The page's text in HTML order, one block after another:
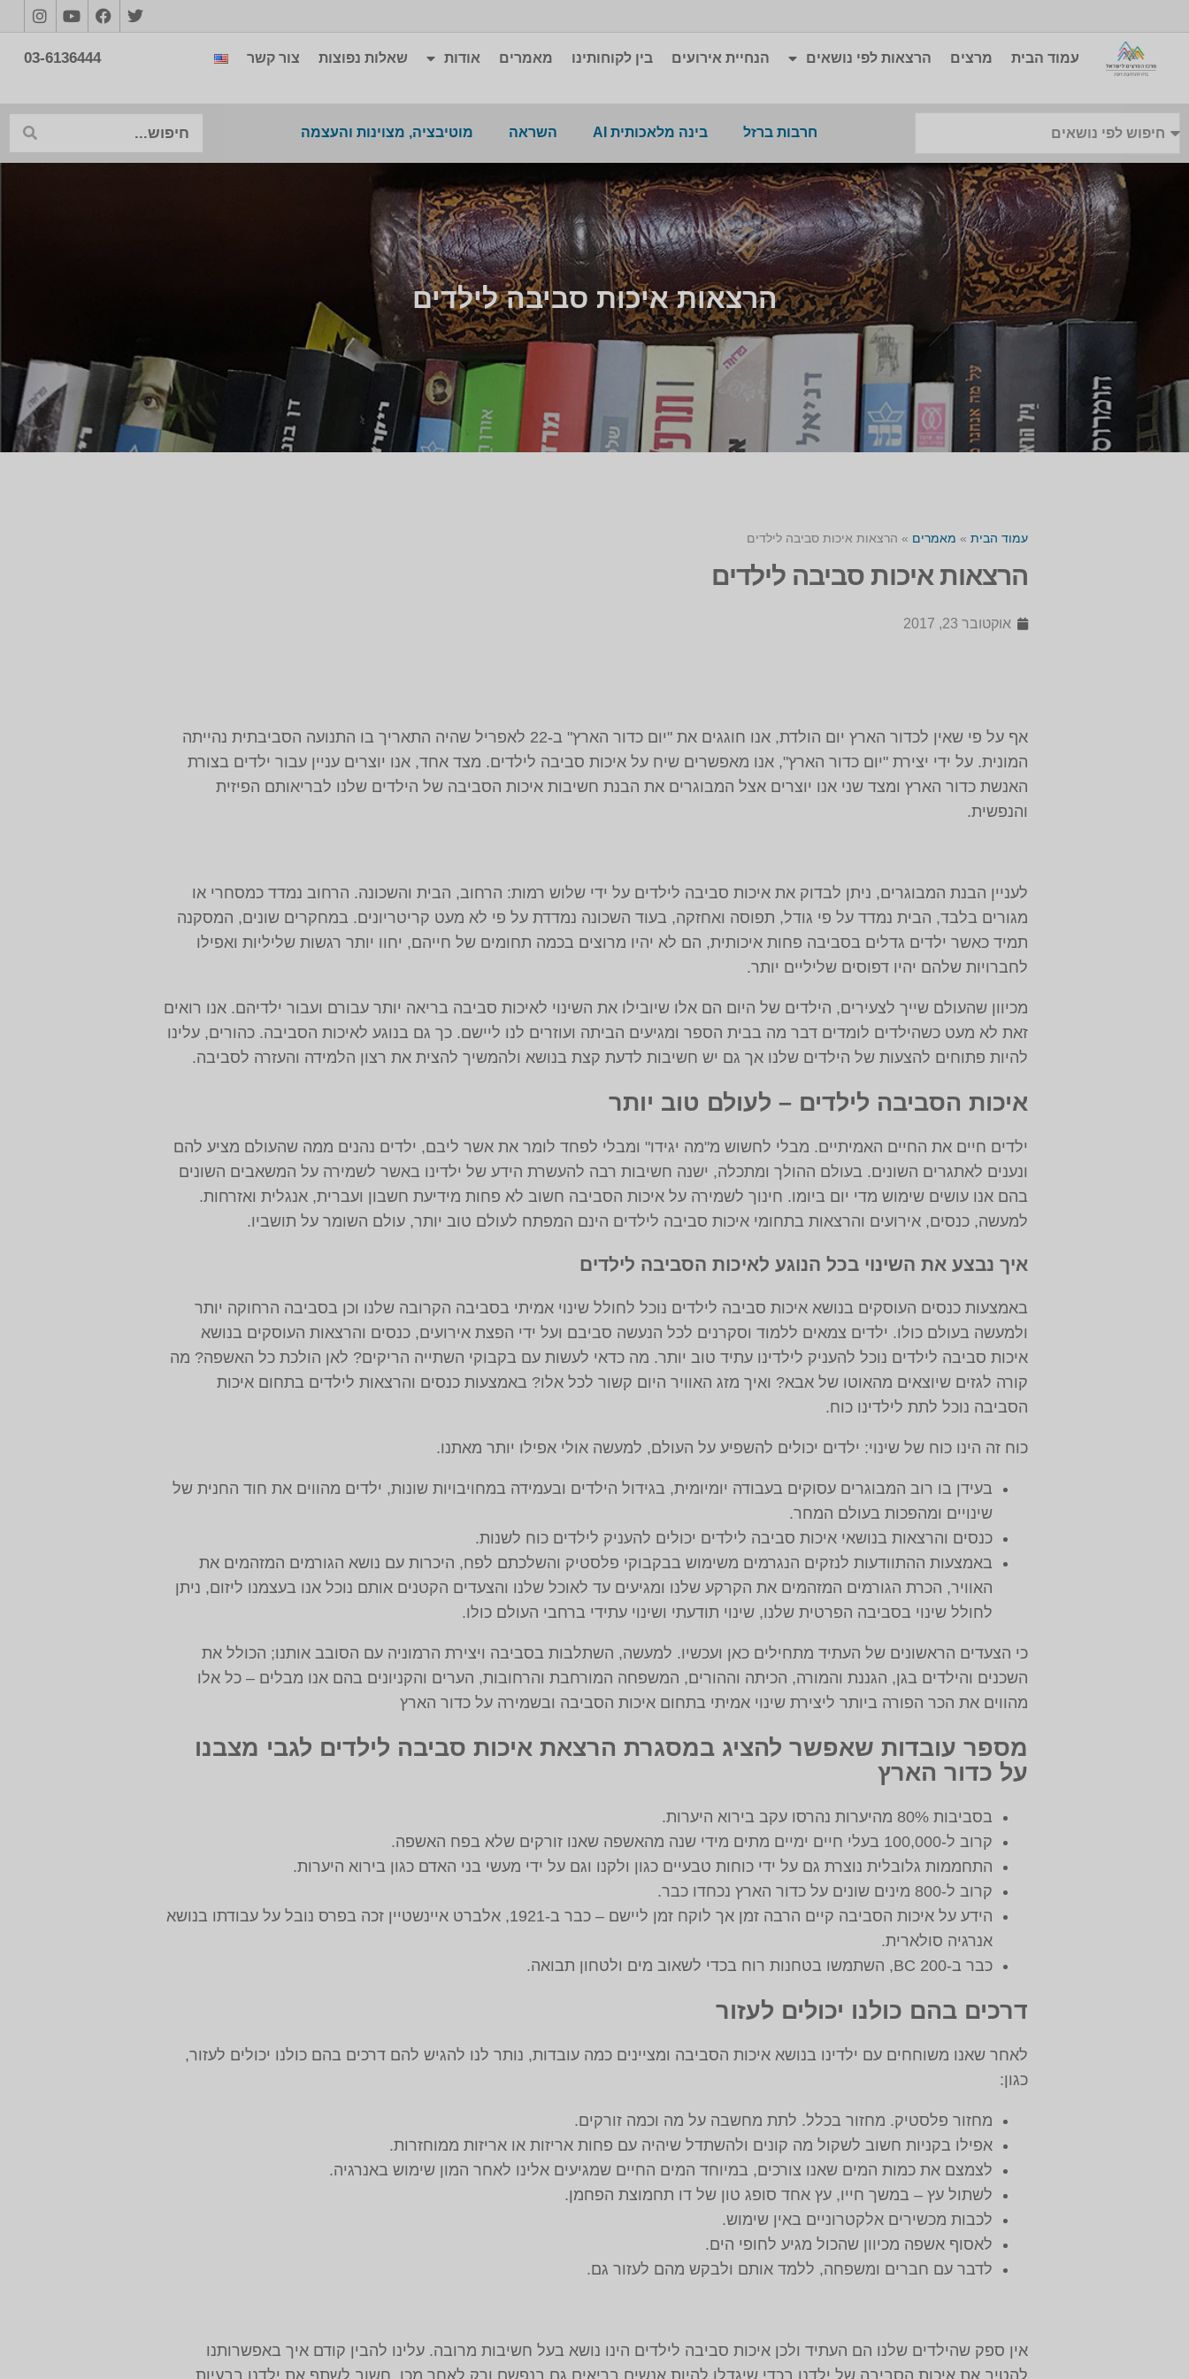
עמוד הבית מרצים הרצאות לפי נושאים הנחיית אירועים בין לקוחותינו מאמרים אודות שאלות נפוצות צור קשר 03-6136444
חרבות ברזל בינה מלאכותית AI השראה מוטיבציה, מצוינות והעצמה
הרצאות איכות סביבה לילדים
עמוד הבית » מאמרים » הרצאות איכות סביבה לילדים
הרצאות איכות סביבה לילדים
אוקטובר 23, 2017
אף על פי שאין לכדור הארץ יום הולדת, אנו חוגגים את "יום כדור הארץ" ב-22 לאפריל שהיה התאריך בו התנועה הסביבתית נהייתה
המונית. על ידי יצירת "יום כדור הארץ", אנו מאפשרים שיח על איכות סביבה לילדים. מצד אחד, אנו יוצרים עניין עבור ילדים בצורת
האנשת כדור הארץ ומצד שני אנו יוצרים אצל המבוגרים את הבנת חשיבות איכות הסביבה של הילדים שלנו לבריאותם הפיזית
והנפשית.
לעניין הבנת המבוגרים, ניתן לבדוק את איכות סביבה לילדים על ידי שלוש רמות: הרחוב, הבית והשכונה. הרחוב נמדד כמסחרי או
מגורים בלבד, הבית נמדד על פי גודל, תפוסה ואחזקה, בעוד השכונה נמדדת על פי לא מעט קריטריונים. במחקרים שונים, המסקנה
תמיד כאשר ילדים גדלים בסביבה פחות איכותית, הם לא יהיו מרוצים בכמה תחומים של חייהם, יחוו יותר רגשות שליליות ואפילו
לחברויות שלהם יהיו דפוסים שליליים יותר.
מכיוון שהעולם שייך לצעירים, הילדים של היום הם אלו שיובילו את השינוי לאיכות סביבה בריאה יותר עבורם ועבור ילדיהם. אנו רואים
זאת לא מעט כשהילדים לומדים דבר מה בבית הספר ומגיעים הביתה ועוזרים לנו ליישם. כך גם בנוגע לאיכות הסביבה. כהורים, עלינו
להיות פתוחים להצעות של הילדים שלנו אך גם יש חשיבות לדעת קצת בנושא ולהמשיך להצית את רצון הלמידה והעזרה לסביבה.
איכות הסביבה לילדים – לעולם טוב יותר
ילדים חיים את החיים האמיתיים. מבלי לחשוש מ"מה יגידו" ומבלי לפחד לומר את אשר ליבם, ילדים נהנים ממה שהעולם מציע להם
ונענים לאתגרים השונים. בעולם ההולך ומתכלה, ישנה חשיבות רבה להעשרת הידע של ילדינו באשר לשמירה על המשאבים השונים
בהם אנו עושים שימוש מדי יום ביומו. חינוך לשמירה על איכות הסביבה חשוב לא פחות מידיעת חשבון ועברית, אנגלית ואזרחות.
למעשה, כנסים, אירועים והרצאות בתחומי איכות סביבה לילדים הינם המפתח לעולם טוב יותר, עולם השומר על תושביו.
איך נבצע את השינוי בכל הנוגע לאיכות הסביבה לילדים
באמצעות כנסים העוסקים בנושא איכות סביבה לילדים נוכל לחולל שינוי אמיתי בסביבה הקרובה שלנו וכן בסביבה הרחוקה יותר
ולמעשה בעולם כולו. ילדים צמאים ללמוד וסקרנים לכל הנעשה סביבם ועל ידי הפצת אירועים, כנסים והרצאות העוסקים בנושא
איכות סביבה לילדים נוכל להעניק לילדינו עתיד טוב יותר. מה כדאי לעשות עם בקבוקי השתייה הריקים? לאן הולכת כל האשפה? מה
קורה לגזים שיוצאים מהאוטו של אבא? ואיך מזג האוויר היום קשור לכל אלו? באמצעות כנסים והרצאות לילדים בתחום איכות
הסביבה נוכל לתת לילדינו כוח.
כוח זה הינו כוח של שינוי: ילדים יכולים להשפיע על העולם, למעשה אולי אפילו יותר מאתנו.
בעידן בו רוב המבוגרים עסוקים בעבודה יומיומית, בגידול הילדים ובעמידה במחויבויות שונות, ילדים מהווים את חוד החנית של
שינויים ומהפכות בעולם המחר.
כנסים והרצאות בנושאי איכות סביבה לילדים יכולים להעניק לילדים כוח לשנות.
באמצעות ההתוודעות לנזקים הנגרמים משימוש בבקבוקי פלסטיק והשלכתם לפח, היכרות עם נושא הגורמים המזהמים את
האוויר, הכרת הגורמים המזהמים את הקרקע שלנו ומגיעים עד לאוכל שלנו והצעדים הקטנים אותם נוכל אנו בעצמנו ליזום, ניתן
לחולל שינוי בסביבה הפרטית שלנו, שינוי תודעתי ושינוי עתידי ברחבי העולם כולו.
כי הצעדים הראשונים של העתיד מתחילים כאן ועכשיו. למעשה, השתלבות בסביבה ויצירת הרמוניה עם הסובב אותנו; הכולל את
השכנים והילדים בגן, הגננת והמורה, הכיתה וההורים, המשפחה המורחבת והרחובות, הערים והקניונים בהם אנו מבלים – כל אלו
מהווים את הכר הפורה ביותר ליצירת שינוי אמיתי בתחום איכות הסביבה ובשמירה על כדור הארץ
מספר עובדות שאפשר להציג במסגרת הרצאת איכות סביבה לילדים לגבי מצבנו
על כדור הארץ
בסביבות 80% מהיערות נהרסו עקב בירוא היערות.
קרוב ל-100,000 בעלי חיים ימיים מתים מידי שנה מהאשפה שאנו זורקים שלא בפח האשפה.
התחממות גלובלית נוצרת גם על ידי כוחות טבעיים כגון ולקנו וגם על ידי מעשי בני האדם כגון בירוא היערות.
קרוב ל-800 מינים שונים על כדור הארץ נכחדו כבר.
הידע על איכות הסביבה קיים הרבה זמן אך לוקח זמן ליישם – כבר ב-1921, אלברט איינשטיין זכה בפרס נובל על עבודתו בנושא
אנרגיה סולארית.
כבר ב-200 BC, השתמשו בטחנות רוח בכדי לשאוב מים ולטחון תבואה.
דרכים בהם כולנו יכולים לעזור
לאחר שאנו משוחחים עם ילדינו בנושא איכות הסביבה ומציינים כמה עובדות, נותר לנו להגיש להם דרכים בהם כולנו יכולים לעזור,
כגון:
מחזור פלסטיק. מחזור בכלל. לתת מחשבה על מה וכמה זורקים.
אפילו בקניות חשוב לשקול מה קונים ולהשתדל שיהיה עם פחות אריזות או אריזות ממוחזרות.
לצמצם את כמות המים שאנו צורכים, במיוחד המים החיים שמגיעים אלינו לאחר המון שימוש באנרגיה.
לשתול עץ – במשך חייו, עץ אחד סופג טון של דו תחמוצת הפחמן.
לכבות מכשירים אלקטרוניים באין שימוש.
לאסוף אשפה מכיוון שהכול מגיע לחופי הים.
לדבר עם חברים ומשפחה, ללמד אותם ולבקש מהם לעזור גם.
אין ספק שהילדים שלנו הם העתיד ולכן איכות סביבה לילדים הינו נושא בעל חשיבות מרובה. עלינו להבין קודם איך באפשרותנו
להטיב את איכות הסביבה של ילדנו בכדי שיגדלו להיות אנשים בריאים גם בנפשם ורק לאחר מכן, חשוב לשתף את ילדנו בבעיות